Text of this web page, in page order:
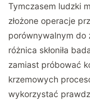
Tymczasem ludzki
złożone operacje
porównywalnym do
różnica skłoniła
zamiast próbować
krzemowych
wykorzystać